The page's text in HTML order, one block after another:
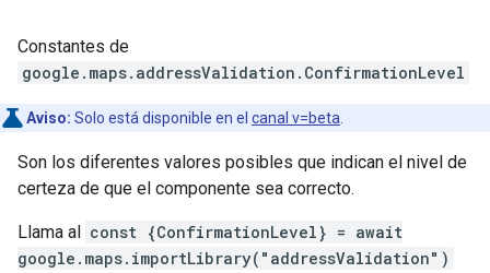
Constantes de
google.maps.addressValidation . ConfirmationLevel
Aviso: Solo está disponible en el canal v=beta
Son los diferentes valores posibles que indican el nivel de
certeza de que el componente sea correcto.
Llama al const {ConfirmationLevel} = await
google.maps.importLibrary("addressValidation")